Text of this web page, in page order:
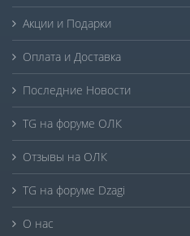
Акции и Подарки
Оплата и Доставка
Последние Новости
TG на форуме ОЛК
Отзывы на ОЛК
TG на форуме Dzagi
О нас